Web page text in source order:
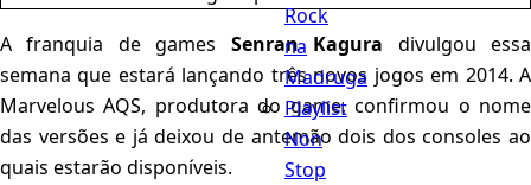
Rock
na
Madruga
Playlist
Non
Stop
A franquia de games Senran Kagura divulgou essa
semana que estará lançando três novos jogos em 2014. A
Marvelous AQS, produtora do game, confirmou o nome
das versões e já deixou de antemão dois dos consoles ao
quais estarão disponíveis.